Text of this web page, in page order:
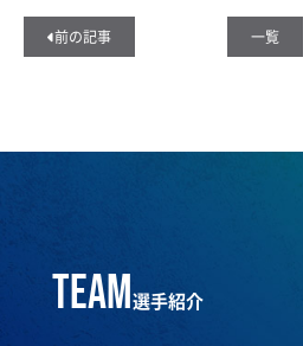
前の記事 一覧
team選手紹介